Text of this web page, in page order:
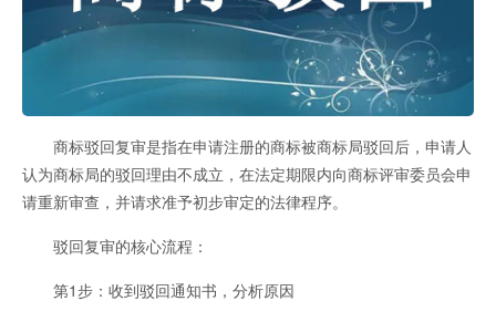
商标驳回复审是指在申请注册的商标被商标局驳回后，申请人
认为商标局的驳回理由不成立，在法定期限内向商标评审委员会申
请重新审查，并请求准予初步审定的法律程序。
驳回复审的核心流程：
第1步：收到驳回通知书，分析原因